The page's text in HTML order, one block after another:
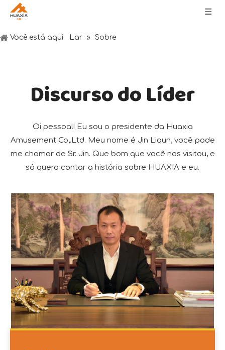
Você está aqui: Lar » Sobre
Discurso do Líder
Oi pessoal! Eu sou o presidente da Huaxia
Amusement Co,.Ltd. Meu nome é Jin Liqun, você pode
me chamar de Sr. Jin. Que bom que você nos visitou, e
só quero contar a história sobre HUAXIA e eu.